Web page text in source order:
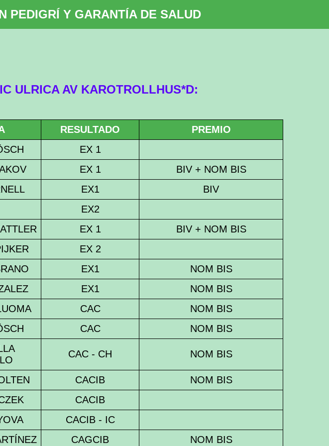
PEDIGRÍ Y GARANTÍA DE SALUD
ULRICA AV KAROTROLLHUS*D:
RESULTADO
PREMIO
EX 1
EX 1
BIV + NOM BIS
EX1
BIV
EX2
EX 1
BIV + NOM BIS
EX 2
EX1
NOM BIS
EX1
NOM BIS
CAC
NOM BIS
CAC NOM BIS
CAC - CH NOM BIS
CACIB
NOM BIS
CACIB
CACIB - IC
CAGCIB NOM BIS